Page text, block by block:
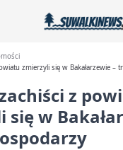
zmierzyli się w Bakałarzewie –
z
się w